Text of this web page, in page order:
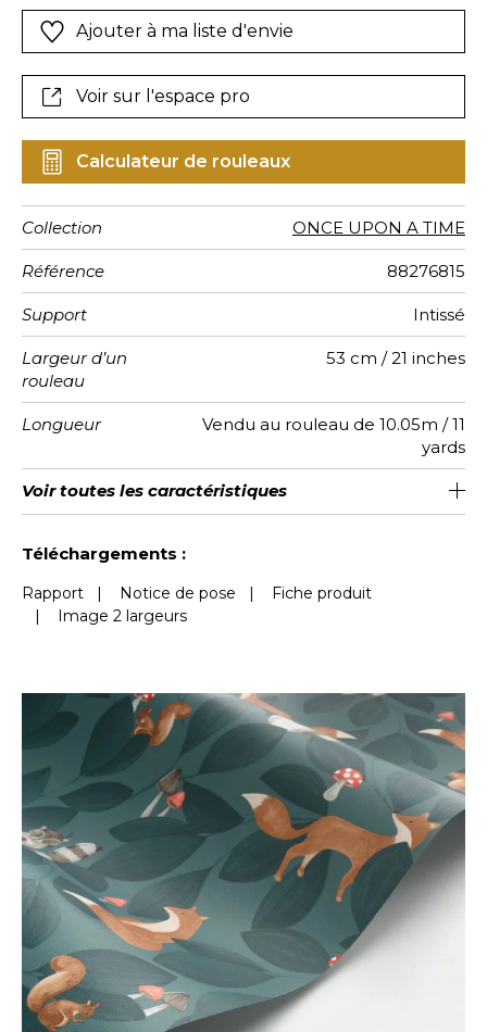
détachent sur un joli arrière-plan dessiné de feuillage.
Ajouter à ma liste d'envie
Voir sur l'espace pro
Calculateur de rouleaux
Collection ONCE UPON A TIME
Référence 88276815
Support Intissé
Largeur d’un
rouleau
53 cm / 21 inches
Longueur
Vendu au rouleau de 10.05m / 11
yards
Raccord Raccord sauté 1/2
Rapport
Vertical
53cm / 21 pouces
Poids g/m² 150
Entretien Lavable
Pose colle Encollage du mur
Dépose Arrachage à sec
Norme COV A+
ASTME84 Class A
Norme
euroclass
C-s1, d0
Voir toutes les caractéristiques
Téléchargements :
Rapport | Notice de pose |
Fiche produit
| Image 2 largeurs